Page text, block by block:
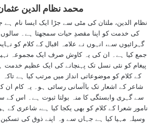
محمد نظام الدین
نظام الدین، ملتان کی مٹی سے جڑا ایک ایسا نام
کی خدمت کو اپنا مقصدِ حیات سمجھتا ہے۔
گہرائیوں سے، انہوں نے علامہ اقبال کے کلام کو
جمع کیا ہے۔ ان کی یہ کاوش صرف ایک مجموعہ نہیں
پیغام کو نئی نسل تک پہنچانے کی ایک عظیم خدمت
کے کلام کو موضوعاتی انداز میں مرتب کیا ہے
شاعر کے اشعار تک باآسانی رسائی ہو۔ یہ کام ان
سے گہری وابستگی کا منہ بولتا ثبوت ہے۔ اس کے
نامور شعرا کے کلام کو بھی یکجا کیا ہے، شاعری کے
وسیلہ مہیا کیا ہے جہاں سے وہ اپنے ذوق کی